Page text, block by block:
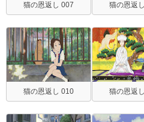
猫の恩返し 007 猫の恩返
猫の恩返し 010 猫の恩返